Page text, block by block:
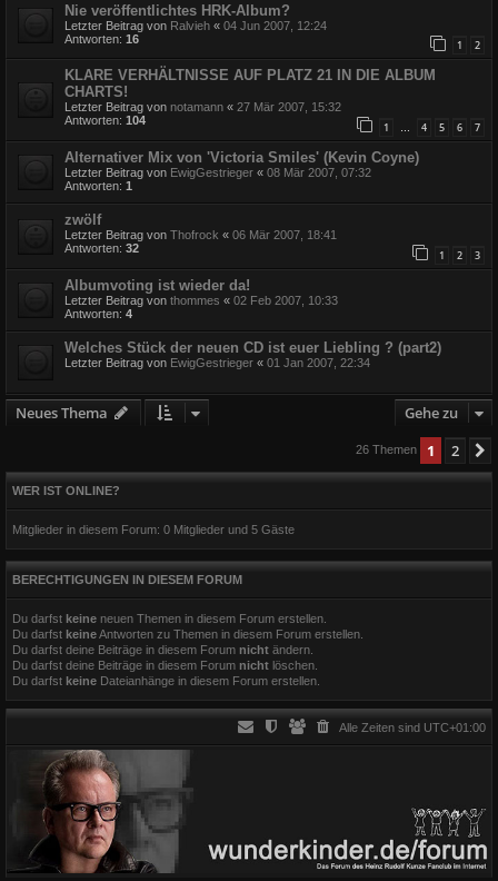
Nie veröffentlichtes HRK-Album?
Letzter Beitrag von Ralvieh « 04 Jun 2007, 12:24
Antworten: 16 1 2
KLARE VERHÄLTNISSE AUF PLATZ 21 IN DIE ALBUM
CHARTS!
Letzter Beitrag von notamann « 27 Mär 2007, 15:32
Antworten: 104 1 … 4 5 6 7
Alternativer Mix von 'Victoria Smiles' (Kevin Coyne)
Letzter Beitrag von EwigGestrieger « 08 Mär 2007, 07:32
Antworten: 1
zwölf
Letzter Beitrag von Thofrock « 06 Mär 2007, 18:41
Antworten: 32 1 2 3
Albumvoting ist wieder da!
Letzter Beitrag von thommes « 02 Feb 2007, 10:33
Antworten: 4
Welches Stück der neuen CD ist euer Liebling ? (part2)
Letzter Beitrag von EwigGestrieger « 01 Jan 2007, 22:34
Neues Thema Gehe zu
26 Themen 1 2
WER IST ONLINE?
Mitglieder in diesem Forum: 0 Mitglieder und 5 Gäste
BERECHTIGUNGEN IN DIESEM FORUM
Du darfst keine neuen Themen in diesem Forum erstellen.
Du darfst keineAntworten zu Themen in diesem Forum erstellen.
Du darfst deine Beiträge in diesem Forum nicht ändern.
Du darfst deine Beiträge in diesem Forum nicht löschen.
Du darfst keine Dateianhänge in diesem Forum erstellen.
Alle Zeiten sind UTC+01:00